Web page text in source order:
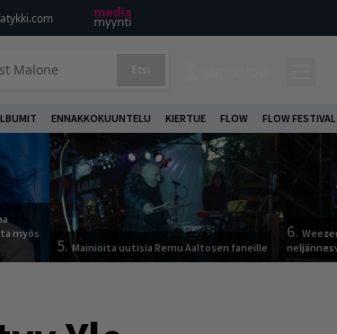
ENNAKKOKUUNTELU KIERTUE FLOW FLOW FESTIVAL
myös
5.Mainioita uutisia Remu Aaltosen faneille
6.